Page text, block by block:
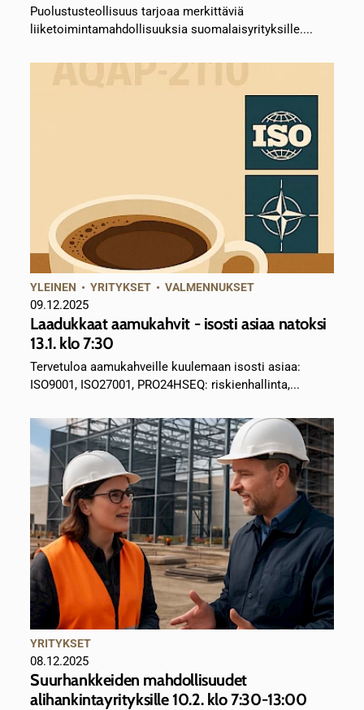
Puolustusteollisuus tarjoaa merkittäviä
liiketoimintamahdollisuuksia suomalaisyrityksille....
YLEINEN •YRITYKSET •VALMENNUKSET
09.12.2025
Laadukkaat aamukahvit - isosti asiaa natoksi
13.1. klo 7:30
Tervetuloa aamukahveille kuulemaan isosti asiaa:
ISO9001, ISO27001, PRO24HSEQ: riskienhallinta,...
YRITYKSET
08.12.2025
Suurhankkeiden mahdollisuudet
alihankintayrityksille 10.2. klo 7:30-13:00